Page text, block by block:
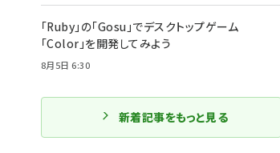
「Ruby」の「Gosu」でデスクトップゲーム
「Color」を開発してみよう
8月5日 6:30
新着記事をもっと見る